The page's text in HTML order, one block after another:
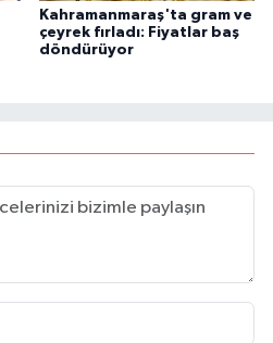
Kahramanmaraş'ta gram ve
çeyrek fırladı: Fiyatlar baş
döndürüyor